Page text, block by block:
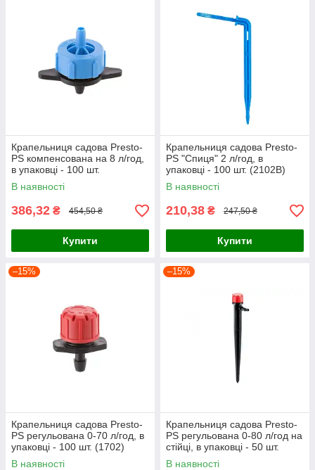
Крапельниця садова Presto-
PS компенсована на 8 л/год,
в упаковці - 100 шт.
(РСТ-0108B)
В наявності
386,32 ₴ 454,50 ₴
Купити
Крапельниця садова Presto-
PS "Спиця" 2 л/год, в
упаковці - 100 шт. (2102B)
В наявності
210,38 ₴ 247,50 ₴
Купити
–15%
Крапельниця садова Presto-
PS регульована 0-70 л/год, в
упаковці - 100 шт. (1702)
В наявності
–15%
Крапельниця садова Presto-
PS регульована 0-80 л/год на
стійці, в упаковці - 50 шт.
(77044)
В наявності